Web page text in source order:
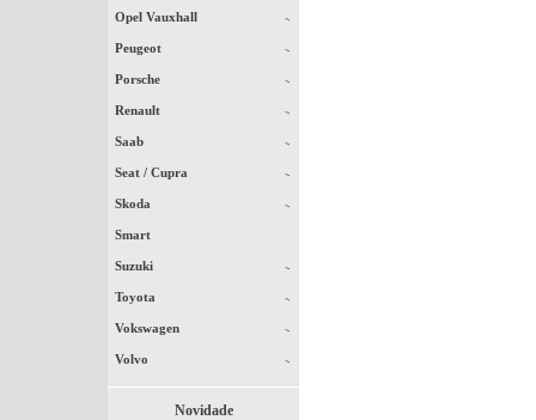
Opel Vauxhall
Peugeot
Porsche
Renault
Saab
Seat / Cupra
Skoda
Smart
Suzuki
Toyota
Vokswagen
Volvo
Novidade